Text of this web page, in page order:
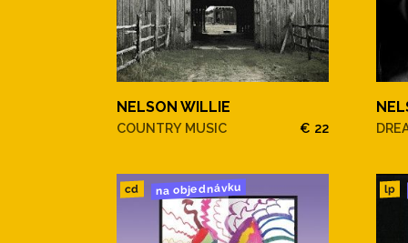
NELSON WILLIE
COUNTRY MUSIC € 22
cd na objednávku lp